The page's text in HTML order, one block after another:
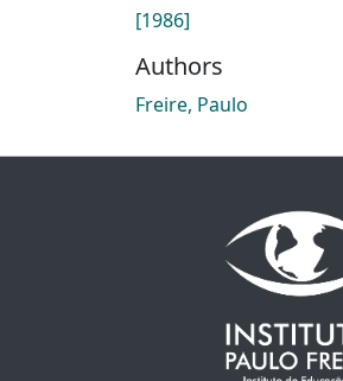
[1986]
Authors
Freire, Paulo